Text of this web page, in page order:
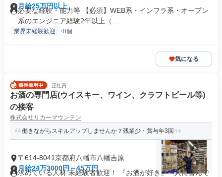
月給25万円以上
必要な経験・能力等 【必須】WEB系・インフラ系・オープン
系のエンジニア経験2年以上（...
業界未経験歓迎 +8個
気になる
正社員
お酒の専門店(ウイスキー、ワイン、クラフトビール等)
の接客
株式会社リカーマウンテン
働きながらスキルアップしませんか？残業少・賞与年3回
〒614-8041京都府八幡市八幡吉原
月給24万3000円～45万円
求めている人材 未経験者歓迎！ 『お酒が好き』『人に喜んで